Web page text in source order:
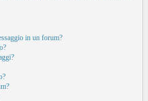
in un forum?